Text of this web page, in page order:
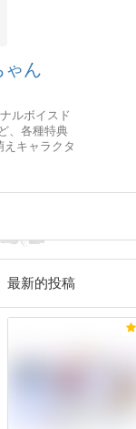
ゃん
ルボイスド
、各種特典
キャラクタ
最新的投稿